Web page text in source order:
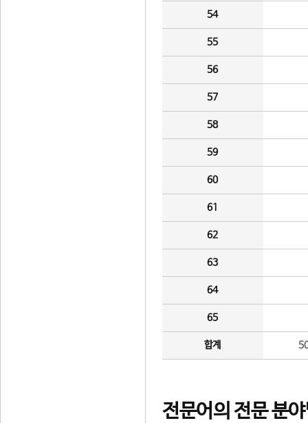
54
55
56
57
58
59
60
61
62
63
64
65
합계
전문어의 전문 분